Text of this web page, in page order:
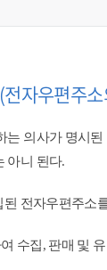
자우편주
의사가 명시
아니 된다.
전자우편주소
수집, 판매 및